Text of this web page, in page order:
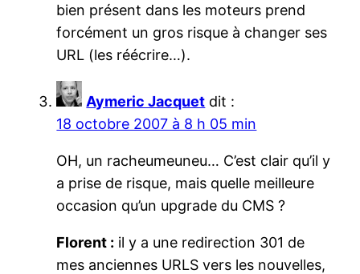
bien présent dans les moteurs prend
forcément un gros risque à changer ses
URL (les réécrire…).
Aymeric Jacquet dit :
18 octobre 2007 à 8 h 05 min
OH, un racheumeuneu… C’est clair qu’il y
a prise de risque, mais quelle meilleure
occasion qu’un upgrade du CMS ?
Florent : il y a une redirection 301 de
mes anciennes URLS vers les nouvelles,